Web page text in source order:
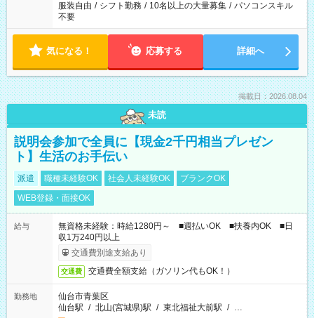
服装自由 / シフト勤務 / 10名以上の大量募集 / パソコンスキル
不要
気になる！ 応募する 詳細へ
掲載日：2026.08.04
未読
説明会参加で全員に【現金2千円相当プレゼン
ト】生活のお手伝い
派遣 職種未経験OK 社会人未経験OK
ブランクOK
WEB登録・面接OK
給与
無資格未経験：時給1280円～ ■週払いOK ■扶養内OK ■日
収1万240円以上
交通費別途支給あり
交通費 交通費全額支給（ガソリン代もOK！）
勤務地
仙台市青葉区
仙台駅 / 北山(宮城県)駅 / 東北福祉大前駅 / …